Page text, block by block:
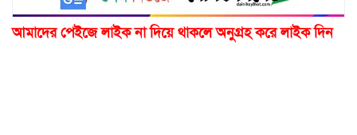
আমাদের পেইজে লাইক না দিয়ে থাকলে অনুগ্রহ করে লাইক দিন